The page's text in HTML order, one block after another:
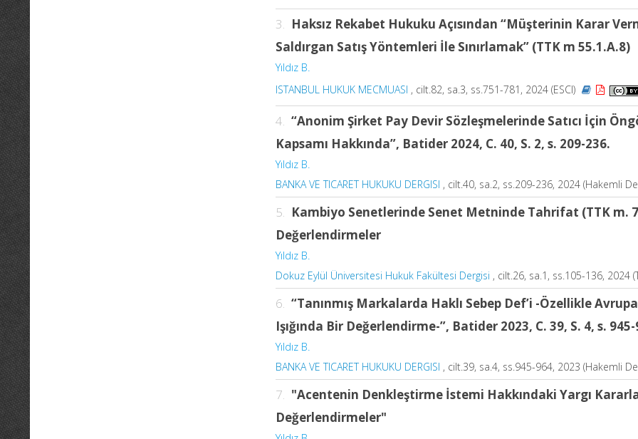
3. Haksız Rekabet Hukuku Açısından “Müşterinin Karar
Saldırgan Satış Yöntemleri İle Sınırlamak” (TTK m 55.1.A.8)
Yıldız B.
ISTANBUL HUKUK MECMUASI , cilt.82, sa.3, ss.751-781, 2024 (ESCI)
4. “Anonim Şirket Pay Devir Sözleşmelerinde Satıcı İçin
Kapsamı Hakkında”, Batider 2024, C. 40, S. 2, s. 209-236.
Yıldız B.
BANKA VE TICARET HUKUKU DERGISI , cilt.40, sa.2, ss.209-236, 2024 (Hakemli
5. Kambiyo Senetlerinde Senet Metninde Tahrifat (TTK m.
Değerlendirmeler
Yıldız B.
Dokuz Eylül Üniversitesi Hukuk Fakültesi Dergisi , cilt.26, sa.1, ss.105-136, 2024
6. “Tanınmış Markalarda Haklı Sebep Def’i -Özellikle
Işığında Bir Değerlendirme-”, Batider 2023, C. 39, S. 4, s.
Yıldız B.
BANKA VE TICARET HUKUKU DERGISI , cilt.39, sa.4, ss.945-964, 2023 (Hakemli
7. "Acentenin Denkleştirme İstemi Hakkındaki Yargı
Değerlendirmeler"